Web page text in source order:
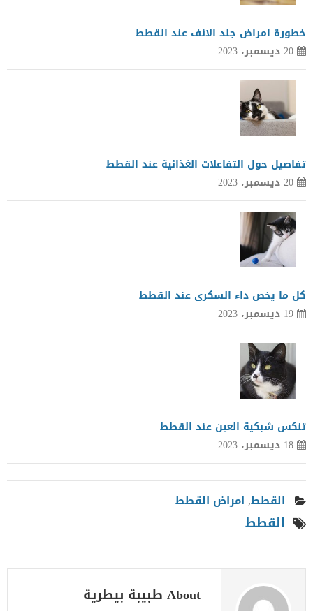
خطورة امراض جلد الانف عند القطط
20 ديسمبر، 2023
تفاصيل حول التفاعلات الغذائية عند القطط
20 ديسمبر، 2023
كل ما يخص داء السكرى عند القطط
19 ديسمبر، 2023
تنكس شبكية العين عند القطط
18 ديسمبر، 2023
القطط, امراض القطط
القطط
About طبيبة بيطرية